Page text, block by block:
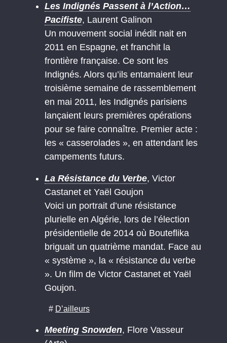
Les Indignés Passent à l’Action…
Pacifiste, Laurent Galinon
Un mouvement social inédit nait en
2011 en Espagne, et franchit la
frontière française. Ce sont les
Indignés. Alors qu’ils entamaient leur
troisième semaine de rassemblement
en mai 2011, les Indignés parisiens
lançaient leurs premières opérations
pour se faire connaître. Premier acte :
les « casserolades », en attendant les
campements futurs.
La Résistance du Verbe, Victor
Castanet et Yaël Goujon
Voici un portrait d’une résistance
plurielle en Algérie, lors de l’élection
présidentielle de 2014 où Bouteflika
briguait un quatrième mandat. Face au
« système », la « résistance du verbe
». Un film de Victor Castanet et Yaël
Goujon.
# D’ailleurs
Meeting Snowden, Flore Vasseur